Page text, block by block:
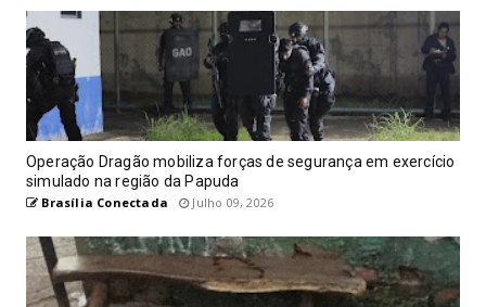
Operação Dragão mobiliza forças de segurança em exercício
simulado na região da Papuda
Brasília Conectada Julho 09, 2026